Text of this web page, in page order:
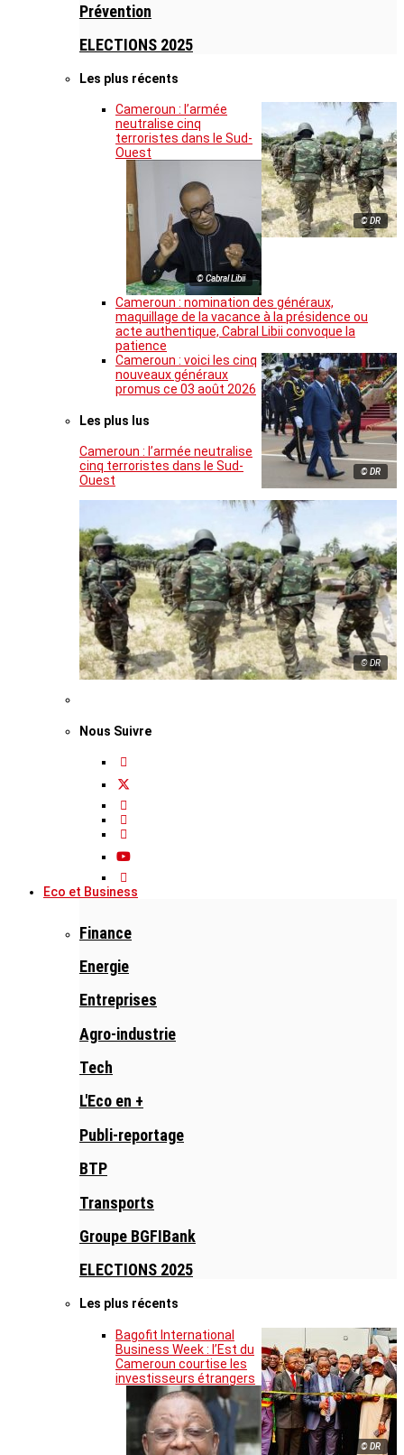
Prévention
ELECTIONS 2025
Les plus récents
© DR
Cameroun : l’armée
neutralise cinq
terroristes dans le Sud-
Ouest
© Cabral Libii
Cameroun : nomination des généraux,
maquillage de la vacance à la présidence ou
acte authentique, Cabral Libii convoque la
patience
© DR
Cameroun : voici les cinq
nouveaux généraux
promus ce 03 août 2026
Les plus lus
Cameroun : l’armée neutralise
cinq terroristes dans le Sud-
Ouest
© DR
Nous Suivre
Eco et Business
Finance
Energie
Entreprises
Agro-industrie
Tech
L'Eco en +
Publi-reportage
BTP
Transports
Groupe BGFIBank
ELECTIONS 2025
Les plus récents
© DR
Bagofit International
Business Week : l’Est du
Cameroun courtise les
investisseurs étrangers